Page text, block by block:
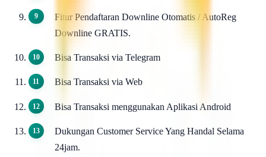
Fitur Pendaftaran Downline Otomatis / AutoReg
Downline GRATIS.
Bisa Transaksi via Telegram
Bisa Transaksi via Web
Bisa Transaksi menggunakan Aplikasi Android
Dukungan Customer Service Yang Handal Selama
24jam.